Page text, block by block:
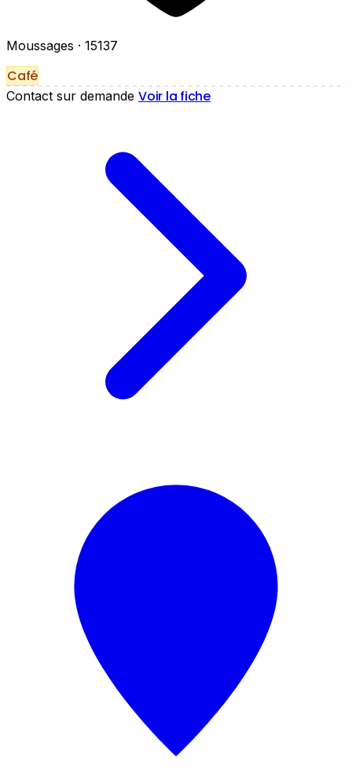
Moussages · 15137
Café
Contact sur demande Voir la fiche